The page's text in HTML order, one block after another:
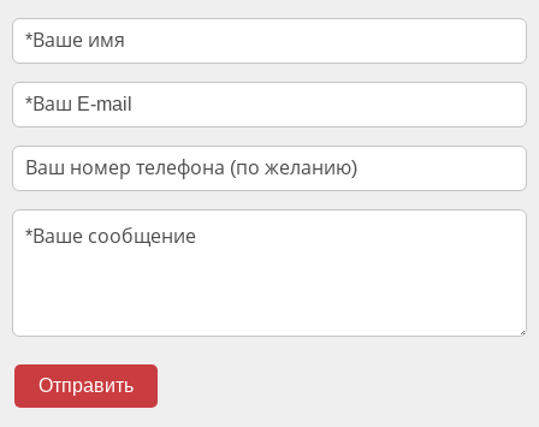
Отправить